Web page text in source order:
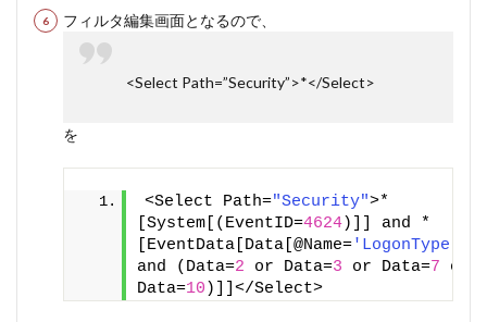
フィルタ編集画面となるので、
<Select Path=”Security”>*</Select>
を
<Select Path="Security">*
[System[(EventID=4624)]] and *
[EventData[Data[@Name='LogonType'
and (Data=2 or Data=3 or Data=7 or
Data=10 )]]</Select>